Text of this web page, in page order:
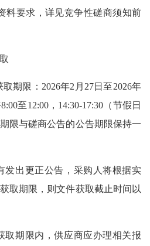
料要求，详见竞争性磋商须知前
限：2026年2月27日至2026年
至12:00，14:30-17:30（节假日
限与磋商公告的公告期限保持一
出更正公告，采购人将根据实
取期限，则文件获取截止时间以
期限内，供应商应办理相关报